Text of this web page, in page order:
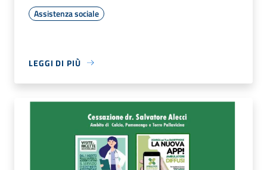
Assistenza sociale
LEGGI DI PIÙ